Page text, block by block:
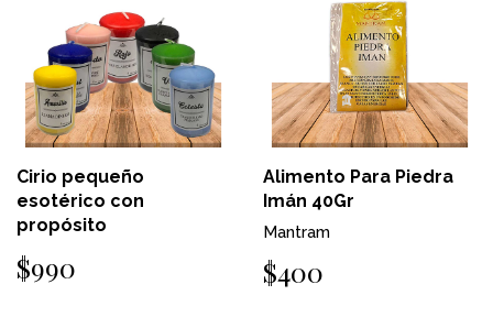
Cirio pequeño
esotérico con
propósito
$990
Alimento Para Piedra
Imán 40Gr
Mantram
$400